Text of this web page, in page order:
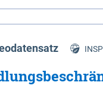
Niedersachsen (vgl.
472,5 bei
Dannenberg und